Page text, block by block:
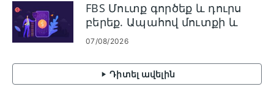
FBS Մուտք գործեք և դուրս
բերեք. Ապահով մուտքի և
կանխիկացման քայլեր
07/08/2026
Դիտել ավելին